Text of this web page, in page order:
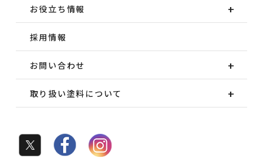
お役立ち情報
採用情報
お問い合わせ
取り扱い塗料について